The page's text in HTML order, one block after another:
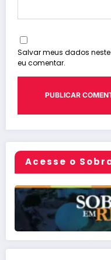
Salvar meus dados
eu comentar.
Acesse o